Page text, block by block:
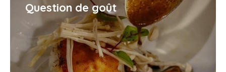
Question de goût